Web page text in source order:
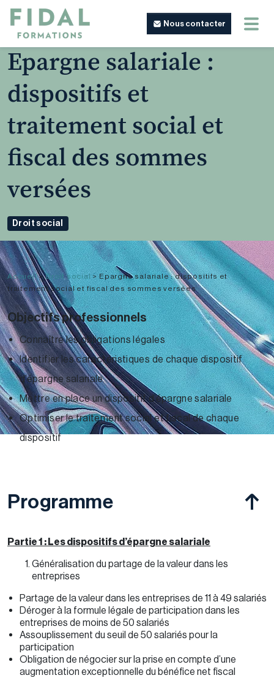
Nous contacter
Epargne salariale :
dispositifs et
traitement social et
fiscal des sommes
versées
Droit social
Accueil>Droit social >Epargne salariale : dispositifs et
traitement social et fiscal des sommes versées
Objectifs professionnels
Connaître les obligations légales
Identifier les caractéristiques de chaque dispositif
d’épargne salariale
Mettre en place un dispositif d’épargne salariale
Optimiser le traitement social et fiscal de chaque
dispositif
Programme
Partie 1 : Les dispositifs d’épargne salariale
Généralisation du partage de la valeur dans les
entreprises
Partage de la valeur dans les entreprises de 11 à 49 salariés
Déroger à la formule légale de participation dans les
entreprises de moins de 50 salariés
Assouplissement du seuil de 50 salariés pour la
participation
Obligation de négocier sur la prise en compte d’une
augmentation exceptionnelle du bénéfice net fiscal